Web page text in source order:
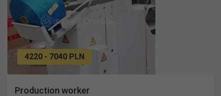
4220 - 7040 PLN
Production worker